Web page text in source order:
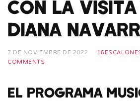
CON LA VISITA
DIANA
7 DE NOVIEMBRE DE 2022
COMMENTS
EL PROGRAMA